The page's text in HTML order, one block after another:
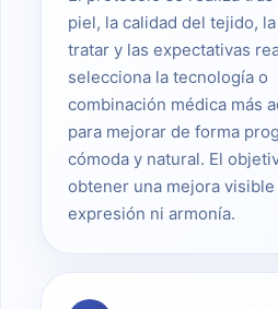
piel, la calidad del tejido,
tratar y las expectativas
selecciona la tecnología o
combinación médica más
para mejorar de forma
cómoda y natural. El
obtener una mejora
expresión ni armonía.